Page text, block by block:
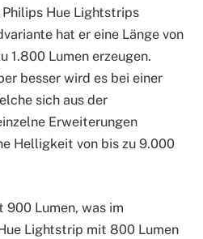
Hue Lightstrips
hat er eine Länge von
1.800 Lumen erzeugen.
besser wird es bei einer
sich aus der
Erweiterungen
Helligkeit von bis zu 9.000
900 Lumen, was im
Lightstrip mit 800 Lumen